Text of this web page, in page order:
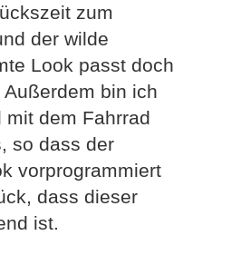
zum
der wilde
Look passt doch
Außerdem bin ich
mit dem Fahrrad
so dass der
vorprogrammiert
dass dieser
ist.